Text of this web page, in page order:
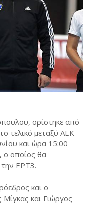
ορίστηκε από
τελικό μεταξύ ΑΕΚ
και ώρα 15:00
ο οποίος θα
την ΕΡΤ3.
και ο
και Γιώργος